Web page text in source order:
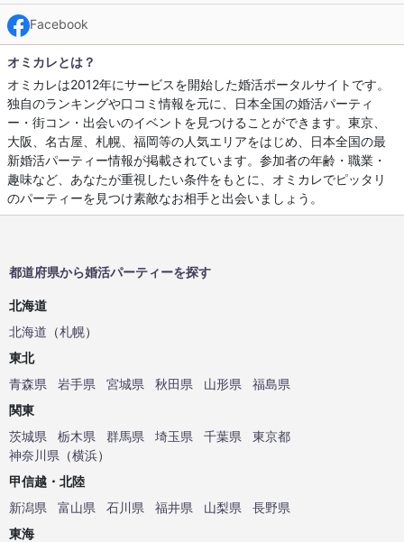
Facebook
オミカレとは？
オミカレは2012年にサービスを開始した婚活ポータルサイトです。
独自のランキングや口コミ情報を元に、日本全国の婚活パーティ
ー・街コン・出会いのイベントを見つけることができます。東京、
大阪、名古屋、札幌、福岡等の人気エリアをはじめ、日本全国の最
新婚活パーティー情報が掲載されています。参加者の年齢・職業・
趣味など、あなたが重視したい条件をもとに、オミカレでピッタリ
のパーティーを見つけ素敵なお相手と出会いましょう。
都道府県から婚活パーティーを探す
北海道
北海道 （札幌）
東北
青森県
岩手県 宮城県 秋田県 山形県
福島県
関東
茨城県
栃木県 群馬県 埼玉県 千葉県
東京都
神奈川県 （横浜）
甲信越・北陸
新潟県
富山県 石川県 福井県 山梨県
長野県
東海